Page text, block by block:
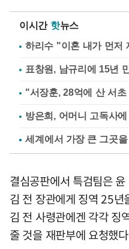
이시간 핫뉴스
하리수 "이혼 내가 먼저
표창원, 남규리에 15년
"서장훈, 28억에 산 서
방은희, 어머니 고독사
결심공판에서 특검팀은
김 전 장관에게 징역 25년
김 전 사령관에겐 각각 징
줄 것을 재판부에 요청했